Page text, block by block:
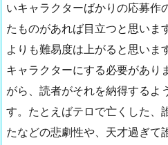
いキャラクターばかりの応募作
たものがあれば目立つと思い
よりも難易度は上がると思いま
キャラクターにする必要があり
がら、読者がそれを納得するよ
す。たとえばテロで亡くした、
たなどの悲劇性や、天才過ぎて